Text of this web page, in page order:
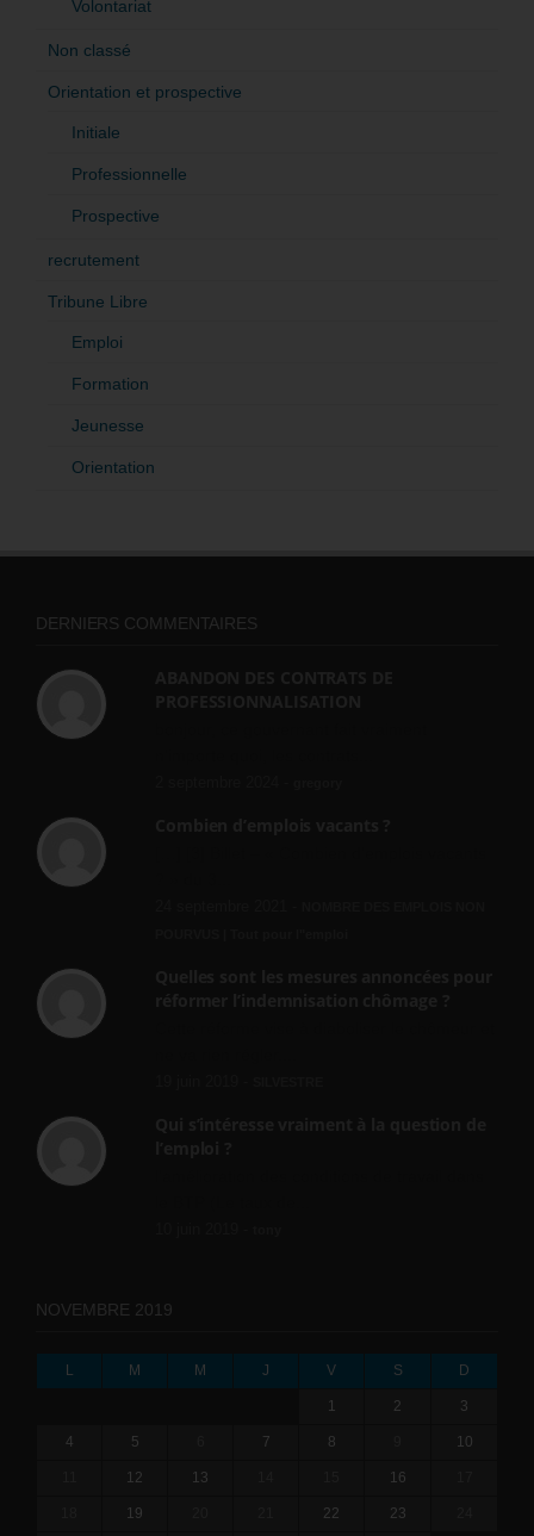
Volontariat
Non classé
Orientation et prospective
Initiale
Professionnelle
Prospective
recrutement
Tribune Libre
Emploi
Formation
Jeunesse
Orientation
DERNIERS COMMENTAIRES
NOVEMBRE 2019
L M M J V S D
1 2 3
4 5 7 8 10
12 13 16
19 22 23